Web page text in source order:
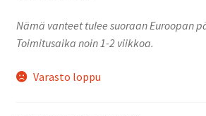
Nämä vanteet tulee suoraan Euroopan
Toimitusaika noin 1-2 viikkoa.
Varasto loppu